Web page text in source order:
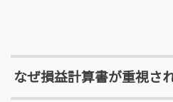
なぜ損益計算書が重視さ